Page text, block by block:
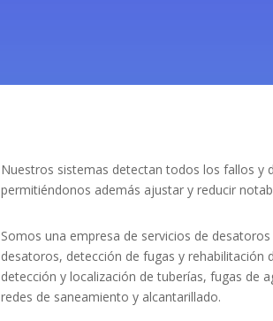
Nuestros sistemas detectan todos los fallos y
permitiéndonos además ajustar y reducir
Somos una empresa de servicios de
desatoros, detección de fugas y rehabilitación
detección y localización de tuberías, fugas de
redes de saneamiento y alcantarillado.